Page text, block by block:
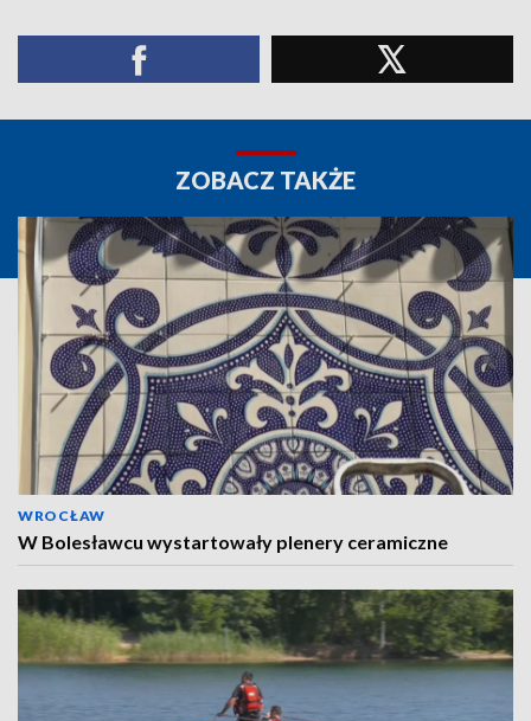
ZOBACZ TAKŻE
WROCŁAW
W Bolesławcu wystartowały plenery ceramiczne